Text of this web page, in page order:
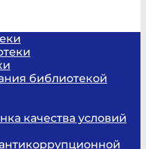
библиотекой
качества условий